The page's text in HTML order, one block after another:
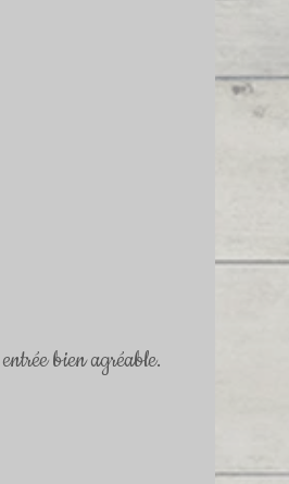
bien agréable.